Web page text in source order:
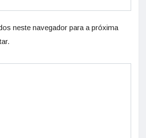
neste navegador para a próxima